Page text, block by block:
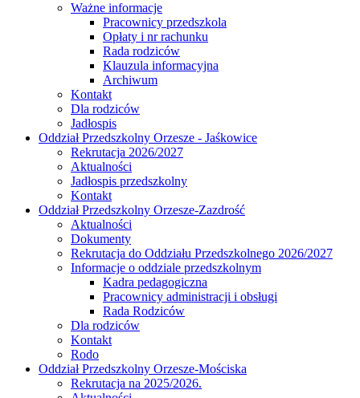
Ważne informacje
Pracownicy przedszkola
Opłaty i nr rachunku
Rada rodziców
Klauzula informacyjna
Archiwum
Kontakt
Dla rodziców
Jadłospis
Oddział Przedszkolny Orzesze - Jaśkowice
Rekrutacja 2026/2027
Aktualności
Jadłospis przedszkolny
Kontakt
Oddział Przedszkolny Orzesze-Zazdrość
Aktualności
Dokumenty
Rekrutacja do Oddziału Przedszkolnego 2026/2027
Informacje o oddziale przedszkolnym
Kadra pedagogiczna
Pracownicy administracji i obsługi
Rada Rodziców
Dla rodziców
Kontakt
Rodo
Oddział Przedszkolny Orzesze-Mościska
Rekrutacja na 2025/2026.